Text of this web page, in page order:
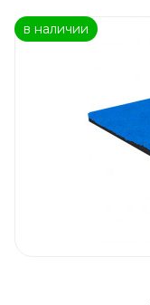
в наличии